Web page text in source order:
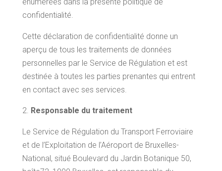
confidentialité.
Cette déclaration de confidentialité donne un
aperçu de tous les traitements de données
personnelles par le Service de Régulation et est
destinée à toutes les parties prenantes qui entrent
en contact avec ses services.
Responsable du traitement
Le Service de Régulation du Transport Ferroviaire
et de l’Exploitation de l’Aéroport de Bruxelles-
National, situé Boulevard du Jardin Botanique 50,